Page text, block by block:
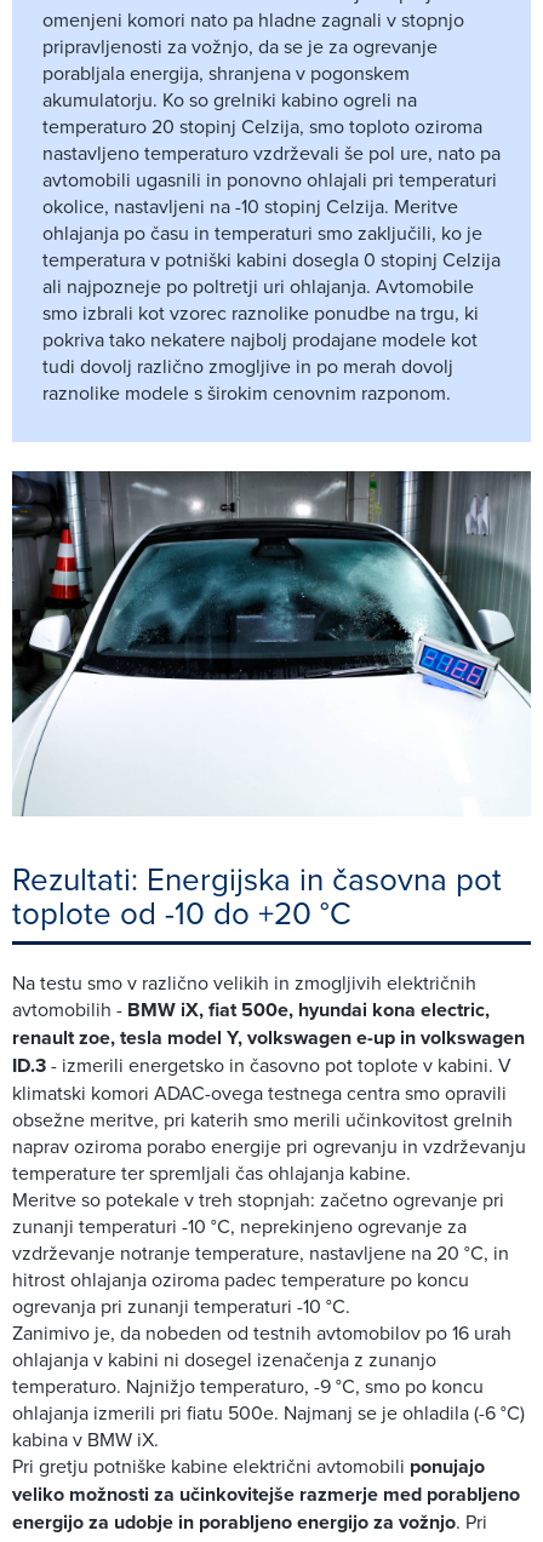
omenjeni komori nato pa hladne zagnali v stopnjo
pripravljenosti za vožnjo, da se je za ogrevanje
porabljala energija, shranjena v pogonskem
akumulatorju. Ko so grelniki kabino ogreli na
temperaturo 20 stopinj Celzija, smo toploto oziroma
nastavljeno temperaturo vzdrževali še pol ure, nato pa
avtomobili ugasnili in ponovno ohlajali pri temperaturi
okolice, nastavljeni na -10 stopinj Celzija. Meritve
ohlajanja po času in temperaturi smo zaključili, ko je
temperatura v potniški kabini dosegla 0 stopinj Celzija
ali najpozneje po poltretji uri ohlajanja. Avtomobile
smo izbrali kot vzorec raznolike ponudbe na trgu, ki
pokriva tako nekatere najbolj prodajane modele kot
tudi dovolj različno zmogljive in po merah dovolj
raznolike modele s širokim cenovnim razponom.
Rezultati: Energijska in časovna pot
toplote od -10 do +20 °C
Na testu smo v različno velikih in zmogljivih električnih
avtomobilih - BMW iX, fiat 500e, hyundai kona electric,
renault zoe, tesla model Y, volkswagen e-up in volkswagen
ID.3- izmerili energetsko in časovno pot toplote v kabini. V
klimatski komori ADAC-ovega testnega centra smo opravili
obsežne meritve, pri katerih smo merili učinkovitost grelnih
naprav oziroma porabo energije pri ogrevanju in vzdrževanju
temperature ter spremljali čas ohlajanja kabine.
Meritve so potekale v treh stopnjah: začetno ogrevanje pri
zunanji temperaturi -10 °C, neprekinjeno ogrevanje za
vzdrževanje notranje temperature, nastavljene na 20 °C, in
hitrost ohlajanja oziroma padec temperature po koncu
ogrevanja pri zunanji temperaturi -10 °C.
Zanimivo je, da nobeden od testnih avtomobilov po 16 urah
ohlajanja v kabini ni dosegel izenačenja z zunanjo
temperaturo. Najnižjo temperaturo, -9 °C, smo po koncu
ohlajanja izmerili pri fiatu 500e. Najmanj se je ohladila (-6 °C)
kabina v BMW iX.
Pri gretju potniške kabine električni avtomobili ponujajo
veliko možnosti za učinkovitejše razmerje med porabljeno
energijo za udobje in porabljeno energijo za vožnjo. Pri